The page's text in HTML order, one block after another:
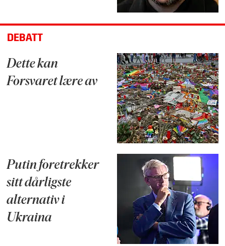
DEBATT
Dette kan
Forsvaret lære av
Putin foretrekker
sitt dårligste
alternativ i
Ukraina